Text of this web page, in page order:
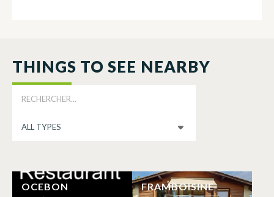
THINGS TO SEE NEARBY
OCEBON FRAMBOISINE